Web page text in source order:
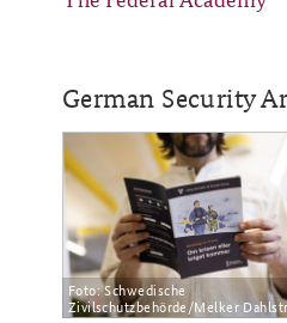
Advisory Board
Partners
Security Policy Course
Public Events
German Security
ap4-
Foto: Schwedische
Zivilschutzbehörde/Melker